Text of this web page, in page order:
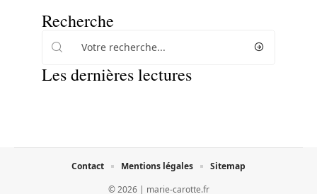
Recherche
Les dernières lectures
© 2026 | marie-carotte.fr
Contact Mentions légales Sitemap